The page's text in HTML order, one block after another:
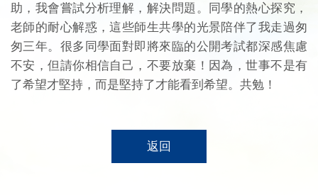
助，我會嘗試分析理解，解決問題。同學的熱心探究，
老師的耐心解惑，這些師生共學的光景陪伴了我走過匆
匆三年。很多同學面對即將來臨的公開考試都深感焦慮
不安，但請你相信自己，不要放棄！因為，世事不是有
了希望才堅持，而是堅持了才能看到希望。共勉！
返回